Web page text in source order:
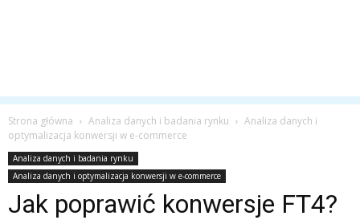
Strona główna Analiza danych i badania rynku
Analiza danych i
optymalizacja konwersji w e-commerce
Analiza danych i badania rynku
Analiza danych i optymalizacja konwersji w e-commerce
Jak poprawić konwersje FT4?